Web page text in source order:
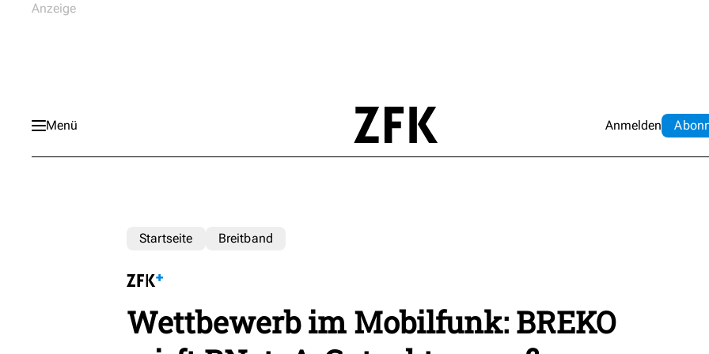
Menü Anmelden Abo
Startseite Breitband
Wettbewerb im Mobilfunk: BREKO